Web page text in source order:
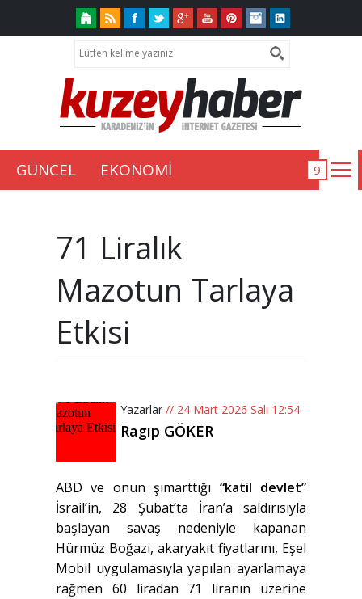
GÜNCEL EKONOMİ
71 Liralık
Mazotun Tarlaya
Etkisi
Yazarlar // 24 Mart 2026 Salı 12:54
Ragıp GÖKER
ABD ve onun şımarttığı “katil devlet”
İsrail’in, 28 Şubat’ta İran’a saldırısıyla
başlayan savaş nedeniyle kapanan
Hürmüz Boğazı, akaryakıt fiyatlarını, Eşel
Mobil uygulamasıyla yapılan ayarlamaya
rağmen 60 liradan 71 liranın üzerine